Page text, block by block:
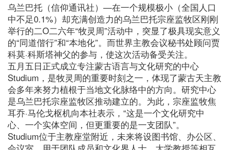
乌兰巴托（信仰通讯社）—在一个规模极小（全国人口
中不足0.1%）却充满创造力的乌兰巴托宗座监牧区刚刚
举行的二O二六年“牧灵周”活动中，突显了极具现实意义
的“同道偕行”和“本地化”。而世界主教会议秘书处顾问贾
科莫·科斯塔神父的参与，使这次活动备受关注。
五月五日正式成立专注蒙古语言与文化研究的中心
Studium，是牧灵周的重要时刻之一，体现了蒙古天主教
会多年来努力植根于当地文化脉络中的方向。研究中心
是乌兰巴托宗座监牧区推动建立的。为此，宗座监牧焦
耳乔·马伦戈枢机向本社表示，“这是一个文化研究中
心、一个实体空间，但更重要的是一支团队”。
Studium位于主教座堂附近，未来将设图书馆、办公区、